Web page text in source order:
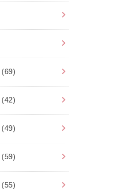
(69)
(42)
(49)
(59)
(55)